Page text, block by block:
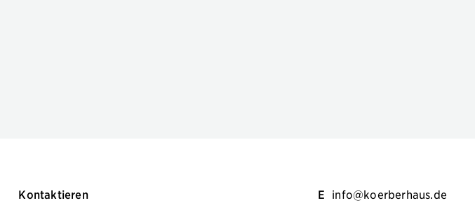
Kontaktieren E info@koerberhaus.de